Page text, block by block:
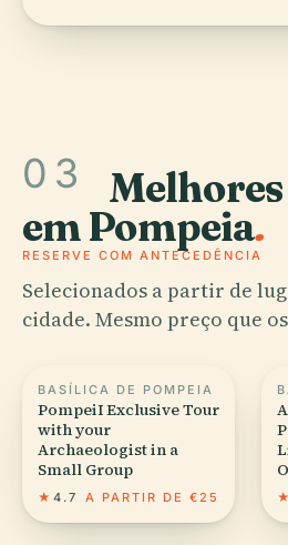
03
em Pompeia.
RESERVE COM ANTECEDÊNCIA
Selecionados a partir de
cidade. Mesmo preço que
BASÍLICA DE POMPEIA
PompeiI Exclusive Tour
with your
Archaeologist in a
Small Group
★ 4.7 A PARTIR DE €25 ★